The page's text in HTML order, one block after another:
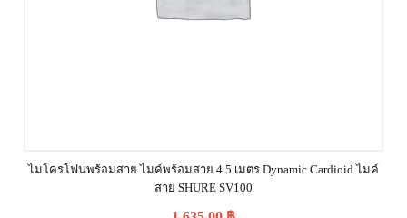
ไมโครโฟนพร้อมสาย ไมค์พร้อมสาย 4.5 เมตร Dynamic Cardioid ไมค์
สาย SHURE SV100